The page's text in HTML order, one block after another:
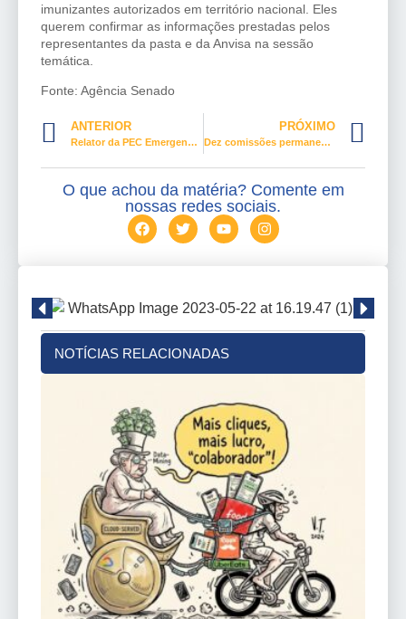
imunizantes autorizados em território nacional. Eles
querem confirmar as informações prestadas pelos
representantes da pasta e da Anvisa na sessão
temática.
Fonte: Agência Senado
ANTERIOR
Relator da PEC Emergencial quer manter texto aprovado pelo Senado
PRÓXIMO
Dez comissões permanentes da Câmara elegeram seus presidentes nesta quarta-feira
O que achou da matéria? Comente em
nossas redes sociais.
NOTÍCIAS RELACIONADAS